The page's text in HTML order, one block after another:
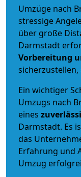
Umzüge nach
stressige
über große
Darmstadt
Vorbereitung
sicherzustellen,
Ein wichtiger
Umzugs nach
eines
Darmstadt. Es
das
Erfahrung und
Umzug